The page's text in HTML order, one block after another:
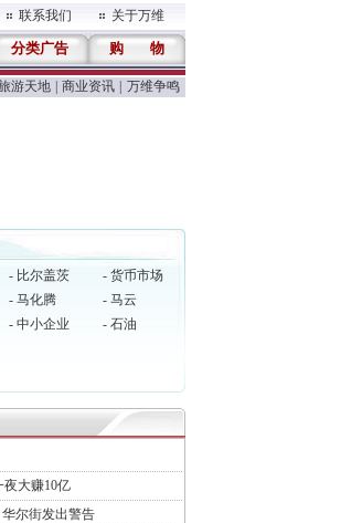
联系我们 关于万维
分类广告 购 物
游天地 商业资讯 万维争鸣
- 比尔盖茨
- 货币市场
- 马化腾
- 马云
- 中小企业
- 石油
夜大赚10亿
尔街发出警告